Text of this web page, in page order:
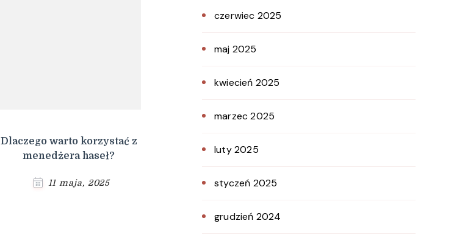
Dlaczego warto korzystać z
menedżera haseł?
11 maja, 2025
czerwiec 2025
maj 2025
kwiecień 2025
marzec 2025
luty 2025
styczeń 2025
grudzień 2024